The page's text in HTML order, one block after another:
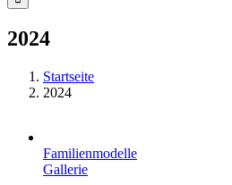
2024
Startseite
2024
Familienmodelle
Gallerie